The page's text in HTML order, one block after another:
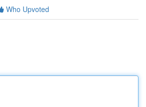
Who Upvoted